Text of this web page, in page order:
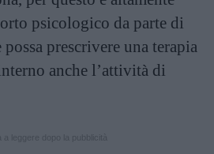
psicologico da parte di
prescrivere una terapia
anche l’attività di